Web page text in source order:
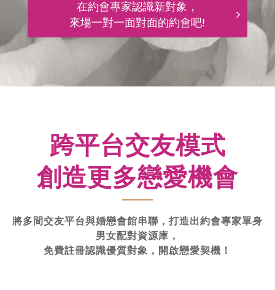
在約會專家認識新對象，
來場一對一面對面的約會吧!
跨平台交友模式
創造更多戀愛機會
將多間交友平台與婚戀會館串聯，打造出約會專家單身
男女配對資源庫，
免費註冊認識優質對象，開啟戀愛契機！